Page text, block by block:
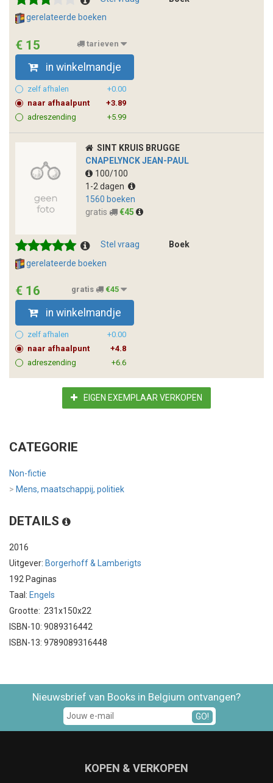
gerelateerde boeken
€ 15 tarieven
in winkelmandje
zelf afhalen
+0.00
naar afhaalpunt
+3.89
adreszending
+5.99
SINT KRUIS BRUGGE
CNAPELYNCK JEAN-PAUL
100/100
1-2 dagen
1560 boeken
gratis
€45
Stel vraag
Boek
gerelateerde boeken
€ 16 gratis €45
in winkelmandje
zelf afhalen
+0.00
naar afhaalpunt
+4.8
adreszending
+6.6
EIGEN EXEMPLAAR VERKOPEN
CATEGORIE
Non-fictie
> Mens, maatschappij, politiek
DETAILS
2016
Uitgever: Borgerhoff & Lamberigts
192 Paginas
Taal: Engels
Grootte: 231x150x22
ISBN-10: 9089316442
ISBN-13: 9789089316448
Nieuwsbrief van Books in Belgium ontvangen?
GO!
KOPEN & VERKOPEN